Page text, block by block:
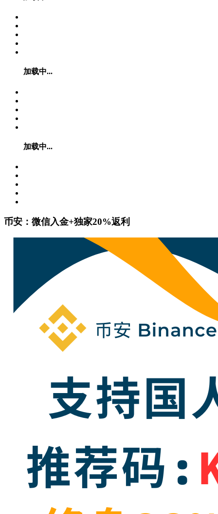
加载中...
加载中...
币安：微信入金+独家20%返利